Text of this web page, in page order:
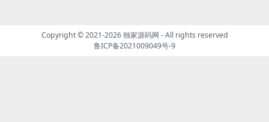
Copyright © 2021-2026独家源码网 - All rights reserved
鲁ICP备2021009049号-9